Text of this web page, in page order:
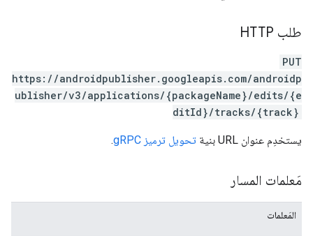
طلب HTTP
PUT
https://androidpublisher.googleapis.com/androidp
ublisher/v3/applications/{packageName}/edits/{e
ditId}/tracks/{track}
يستخدِم عنوان URL بنية تحويل ترميز gRPC .
مَعلمات المسار
المَعلمات